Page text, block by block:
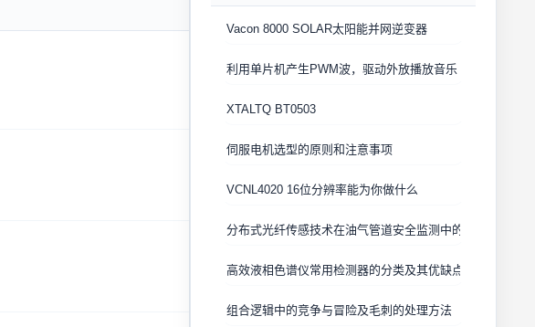
Vacon 8000 SOLAR太阳能并网逆变器
利用单片机产生PWM波，驱动外放播放音乐
XTALTQ BT0503
伺服电机选型的原则和注意事项
VCNL4020 16位分辨率能为你做什么
分布式光纤传感技术在油气管道安全监测中的应用
高效液相色谱仪常用检测器的分类及其优缺点
组合逻辑中的竞争与冒险及毛刺的处理方法